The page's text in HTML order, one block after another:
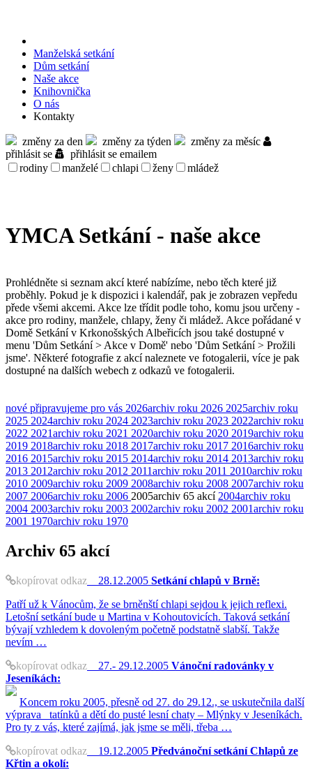
Manželská setkání
Dům setkání
Naše akce
Knihov­nička
O nás
Kontakty
změny za den změny za týden
změny za měsíc
přihlásit se
přihlásit se emailem
rodiny
manželé chlapi ženy mládež
YMCA Setkání - naše akce
Prohlédněte si seznam akcí které nabízíme, nebo těch které již
proběhly. Pokud je k dispozici i kalendář, pak je zobrazen vepředu
přede všemi akcemi. Akce lze třídit podle toho, komu jsou určeny -
akce pro rodiny, manžele, chlapy, ženy či mládež. Akce pořádané v
Domě Setkání v Krkonošských Albeřicích jsou také dostupné v
menu 'Dům Setkání > Akce v Domě' nebo 'Dům Setkání > Prožili
jsme'. Některé fotografie z akcí naleznete ve fotogalerii, více je pak
dostupné na dalších webech z odkazů ve fotogalerii.
nové připravujeme pro vás 2026archiv roku 2026 2025archiv roku
2025 2024archiv roku 2024 2023archiv roku 2023 2022archiv roku
2022 2021archiv roku 2021 2020archiv roku 2020 2019archiv roku
2019 2018archiv roku 2018 2017archiv roku 2017 2016archiv roku
2016 2015archiv roku 2015 2014archiv roku 2014 2013archiv roku
2013 2012archiv roku 2012 2011archiv roku 2011 2010archiv roku
2010 2009archiv roku 2009 2008archiv roku 2008 2007archiv roku
2007 2006archiv roku 2006 2005archiv 65 akcí 2004archiv roku
2004 2003archiv roku 2003 2002archiv roku 2002 2001archiv roku
2001 1970archiv roku 1970
Archiv 65 akcí
kopírovat odkaz 28.12.2005 Setkání chlapů v Brně:
Patří už k Vánocům, že se brněnští chlapi sejdou k jejich reflexi.
Letošní setkání bude u Martina v Kohoutovicích. Taková setkání
bývají vzhledem k dovoleným početně podstatně slabší. Takže
nevím …
kopírovat odkaz 27.- 29.12.2005 Vánoční radovánky v
Jeseníkách:
Koncem roku 2005, přesně od 27. do 29.12., se uskutečnila další
výprava tatínků a dětí do pusté lesní chaty – Mlýnky v Jeseníkách.
Pro ty z vás, které zajímá, jak jsme se měli, třeba …
kopírovat odkaz 19.12.2005 Předvánoční setkání Chlapů ze
Křtin a okolí: